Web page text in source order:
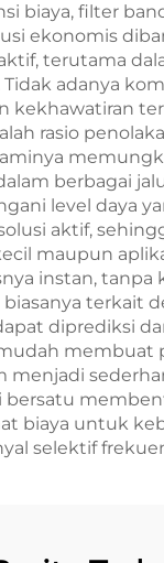
biaya, filter
ekonomis
terutama
adanya
kekhawatiran
rasio
berbagai
level daya
aktif,
maupun
instan,
biasanya terkait
diprediksi
membuat
menjadi
bersatu
biaya untuk
selektif